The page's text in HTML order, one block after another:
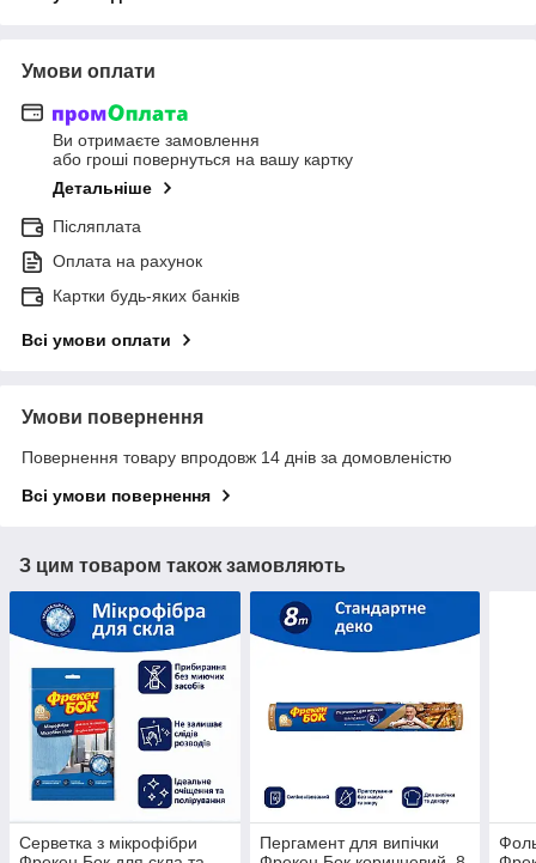
Умови оплати
Ви отримаєте замовлення
або гроші повернуться на вашу картку
Детальніше
Післяплата
Оплата на рахунок
Картки будь-яких банків
Всі умови оплати
Умови повернення
Повернення товару впродовж 14 днів за домовленістю
Всі умови повернення
З цим товаром також замовляють
Серветка з мікрофібри
Пергамент для випічки